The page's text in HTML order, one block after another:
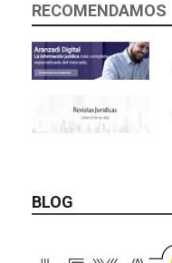
RECOMENDAMOS
BLOG